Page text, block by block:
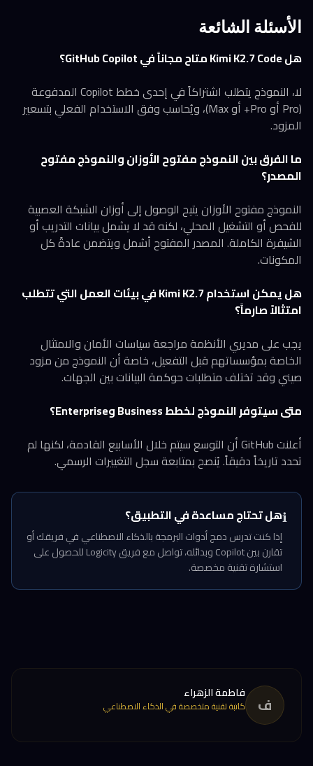
الأسئلة الشائعة
هل Kimi K2.7 Code متاح مجاناً في GitHub Copilot؟
لا، النموذج يتطلب اشتراكاً في إحدى خطط Copilot المدفوعة
(Pro أو Pro+ أو Max)، ويُحاسب وفق الاستخدام الفعلي بتسعير
المزود.
ما الفرق بين النموذج مفتوح الأوزان والنموذج مفتوح
المصدر؟
النموذج مفتوح الأوزان يتيح الوصول إلى أوزان الشبكة العصبية
للفحص أو التشغيل المحلي، لكنه قد لا يشمل بيانات التدريب أو
الشيفرة الكاملة. المصدر المفتوح أشمل ويتضمن عادةً كل
المكونات.
هل يمكن استخدام Kimi K2.7 في بيئات العمل التي تتطلب
امتثالاً صارماً؟
يجب على مديري الأنظمة مراجعة سياسات الأمان والامتثال
الخاصة بمؤسساتهم قبل التفعيل، خاصة أن النموذج من مزود
صيني وقد تختلف متطلبات حوكمة البيانات بين الجهات.
متى سيتوفر النموذج لخطط Business وEnterprise؟
أعلنت GitHub أن التوسع سيتم خلال الأسابيع القادمة، لكنها لم
تحدد تاريخاً دقيقاً. يُنصح بمتابعة سجل التغييرات الرسمي.
ℹ️هل تحتاج مساعدة في التطبيق؟
إذا كنت تدرس دمج أدوات البرمجة بالذكاء الاصطناعي في فريقك أو
تقارن بين Copilot وبدائله، تواصل مع فريق Logicity للحصول على
استشارة تقنية مخصصة.
ف فاطمة الزهراء
كاتبة تقنية متخصصة في الذكاء الاصطناعي